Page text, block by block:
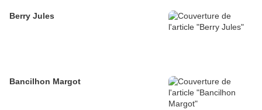
Berry Jules
Bancilhon Margot